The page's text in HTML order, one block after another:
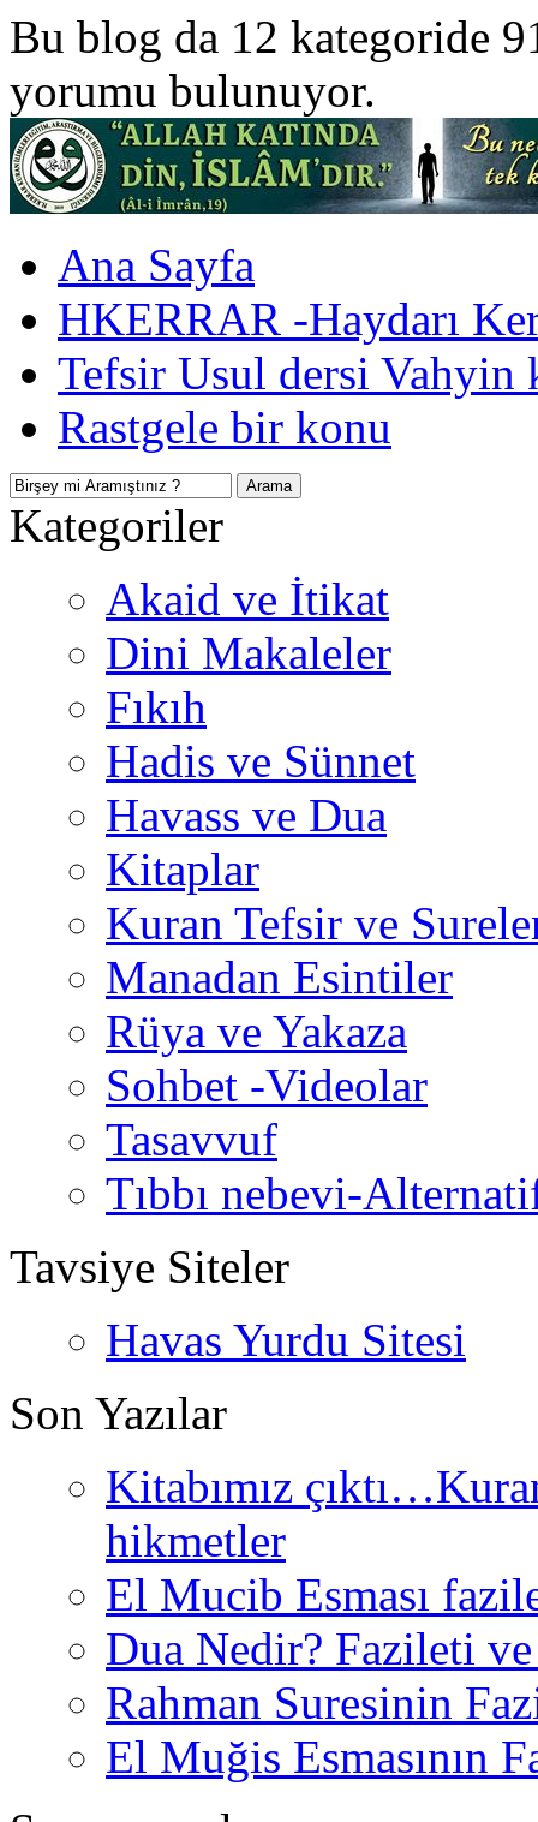
Bu blog da 12 kategoride
yorumu bulunuyor.
Ana Sayfa
HKERRAR -Haydarı
Tefsir Usul dersi Vahyin
Rastgele bir konu
Kategoriler
Akaid ve İtikat
Dini Makaleler
Fıkıh
Hadis ve Sünnet
Havass ve Dua
Kitaplar
Kuran Tefsir ve
Manadan Esintiler
Rüya ve Yakaza
Sohbet -Videolar
Tasavvuf
Tıbbı nebevi-
Tavsiye Siteler
Havas Yurdu Sitesi
Son Yazılar
Kitabımız
hikmetler
El Mucib Esması
Dua Nedir? Fazileti
Rahman Suresinin
El Muğis Esmasının